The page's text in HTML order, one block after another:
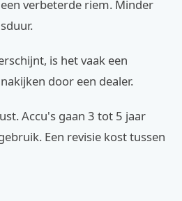
verbeterde riem. Minder
is het vaak een
door een dealer.
Accu's gaan 3 tot 5 jaar
Een revisie kost tussen